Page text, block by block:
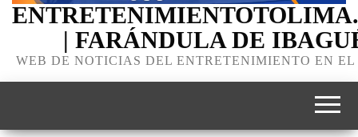
| FARÁNDULA DE
WEB DE NOTICIAS DEL ENTRETENIMIENTO EN